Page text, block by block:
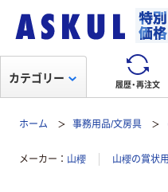
履歴・再注文
カテゴリー
ホーム 事務用品/文房具
メーカー 山櫻 山櫻の賞状